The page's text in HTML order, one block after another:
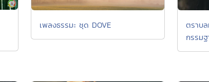
เพลงธรรมะ ชุด DOVE
ตราบ
กรรม